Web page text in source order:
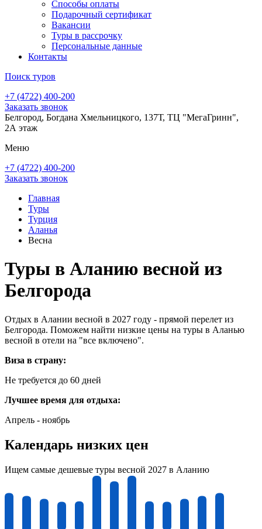
Способы оплаты
Подарочный сертификат
Вакансии
Туры в рассрочку
Персональные данные
Контакты
Поиск туров
+7 (4722) 400-200
Заказать звонок
Белгород, Богдана Хмельницкого, 137Т, ТЦ "МегаГринн",
2А этаж
Меню
+7 (4722) 400-200
Заказать звонок
Главная
Туры
Турция
Аланья
Весна
Туры в Аланию весной из
Белгорода
Отдых в Алании весной в 2027 году - прямой перелет из
Белгорода. Поможем найти низкие цены на туры в Аланью
весной в отели на "все включено".
Виза в страну:
Не требуется до 60 дней
Лучшее время для отдыха:
Апрель - ноябрь
Календарь низких цен
Ищем самые дешевые туры весной 2027 в Аланию